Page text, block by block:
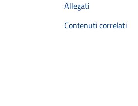
Allegati
Contenuti correlati